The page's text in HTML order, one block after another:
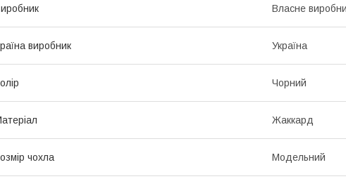
Власне
виробник Україна
Чорний
Жаккард
чохла Модельний